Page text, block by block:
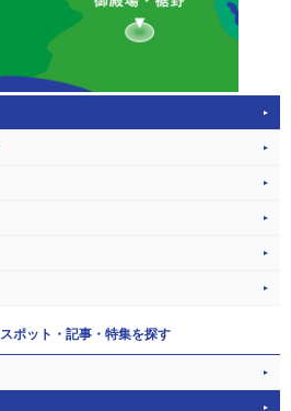
スポット・記事・特集を探す